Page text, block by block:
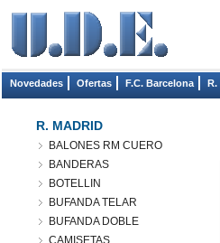
Novedades Ofertas F.C. Barcelona R.
R. MADRID
BALONES RM CUERO
BANDERAS
BOTELLIN
BUFANDA TELAR
BUFANDA DOBLE
CAMISETAS